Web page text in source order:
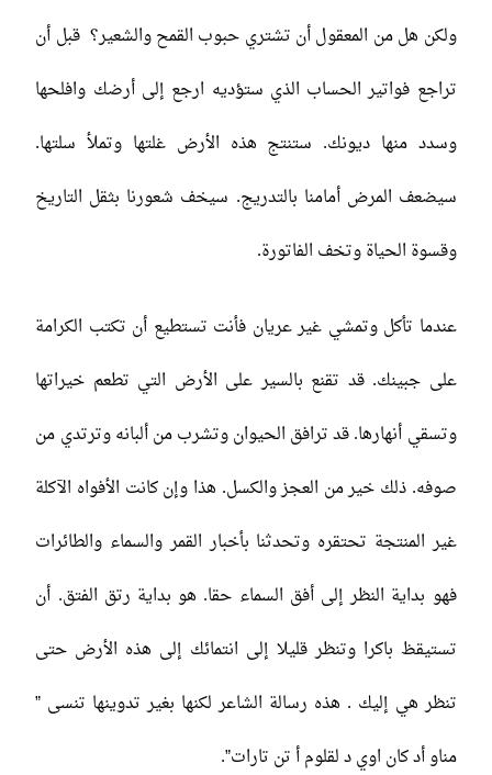
ولكن هل من المعقول أن تشتري حبوب القمح والشعير؟ قبل أن
تراجع فواتير الحساب الذي ستؤديه ارجع إلى أرضك وافلحها
وسدد منها ديونك. ستنتج هذه الأرض غلتها وتملأ سلتها.
سيضعف المرض أمامنا بالتدريج. سيخف شعورنا بثقل التاريخ
وقسوة الحياة وتخف الفاتورة.
عندما تأكل وتمشي غير عريان فأنت تستطيع أن تكتب الكرامة
على جبينك. قد تقنع بالسير على الأرض التي تطعم خيراتها
وتسقي أنهارها. قد ترافق الحيوان وتشرب من ألبانه وترتدي من
صوفه. ذلك خير من العجز والكسل. هذا وإن كانت الأفواه الآكلة
غير المنتجة تحتقره وتحدثنا بأخبار القمر والسماء والطائرات
فهو بداية النظر إلى أفق السماء حقا. هو بداية رتق الفتق. أن
تستيقظ باكرا وتنظر قليلا إلى انتمائك إلى هذه الأرض حتى
تنظر هي إليك . هذه رسالة الشاعر لكنها بغير تدوينها تنسى ”
مناو أد كان اوي د لقلوم أ تن تارات”.